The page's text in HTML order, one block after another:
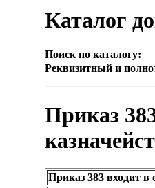
Каталог
Поиск по каталогу:
Реквизитный и
Приказ
Приказ 383 входит